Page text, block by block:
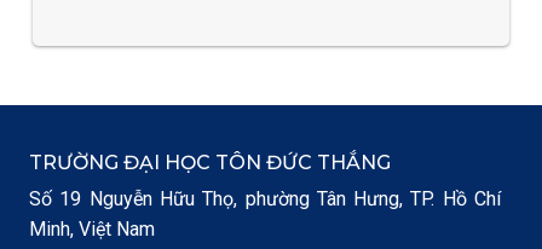
TRƯỜNG ĐẠI HỌC TÔN ĐỨC THẮNG
Số 19 Nguyễn Hữu Thọ, phường Tân Hưng, TP. Hồ Chí
Minh, Việt Nam